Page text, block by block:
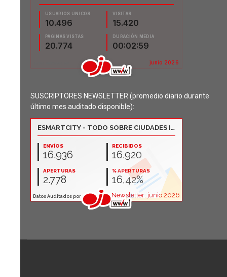
SUSCRIPTORES NEWSLETTER (promedio diario durante
último mes auditado disponible):